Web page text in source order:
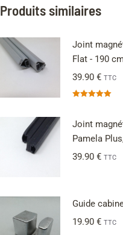
Produits similaires
Joint
Flat - 190
39.90 € TTC
Joint
Pamela
39.90 € TTC
Guide
19.90 € TTC